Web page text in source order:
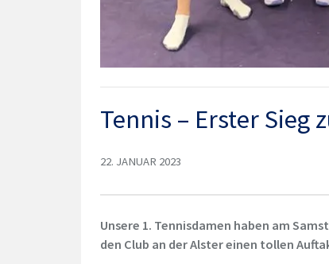
Tennis – Erster Sieg
22. JANUAR 2023
Unsere 1. Tennisdamen haben am
den Club an der Alster einen tollen